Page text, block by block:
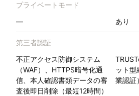
プライベートモード
—
あり
第三者認証
不正アクセス防御システム
（WAF）、HTTPS暗号化通
信、本人確認書類データの審
査後即日削除（最短12時間）
ット型
業認証）